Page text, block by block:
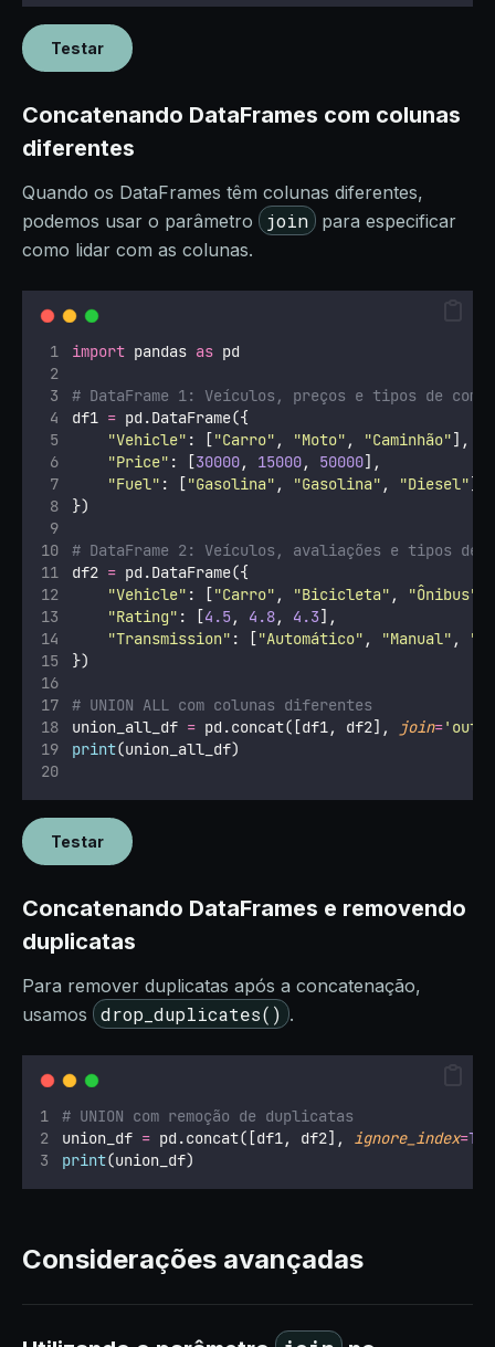
Testar
Concatenando DataFrames com colunas
diferentes
Quando os DataFrames têm colunas diferentes,
podemos usar o parâmetro
join
para especificar
como lidar com as colunas.
import pandas as pd
# DataFrame 1: Veículos, preços e tipos de
df1 = pd.DataFrame({
"Vehicle" : ["Carro" , "Moto" , "Caminhão"],
"Price" : [30000, 15000, 50000],
"Fuel" : ["Gasolina" , "Gasolina" , "Diesel"]
})
# DataFrame 2: Veículos, avaliações e tipos de
df2 = pd.DataFrame({
"Vehicle" : ["Carro" , "Bicicleta" , "Ônibus"
"Rating" : [4.5, 4.8, 4.3],
"Transmission" : ["Automático" , "Manual" , "
})
# UNION ALL com colunas diferentes
union_all_df = pd.concat([df1, df2], join=' outer
print(union_all_df)
Testar
Concatenando DataFrames e removendo
duplicatas
Para remover duplicatas após a concatenação,
usamos
drop_duplicates() .
# UNION com remoção de duplicatas
union_df = pd.concat([df1, df2], ignore_index=
print(union_df)
Considerações avançadas